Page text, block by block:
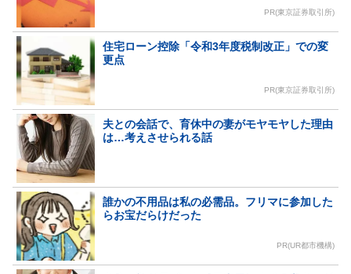
PR(東京証券取引所)
住宅ローン控除「令和3年度税制改正」での変
更点
PR(東京証券取引所)
夫との会話で、育休中の妻がモヤモヤした理由
は…考えさせられる話
誰かの不用品は私の必需品。フリマに参加した
らお宝だらけだった
PR(UR都市機構)